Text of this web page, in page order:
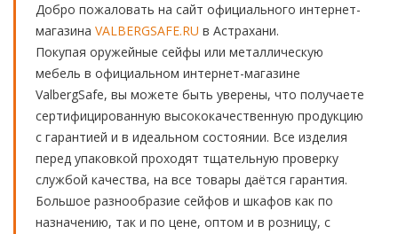
Добро пожаловать на сайт официального интернет-
магазина VALBERGSAFE.RU в Астрахани.
Покупая оружейные сейфы или металлическую
мебель в официальном интернет-магазине
ValbergSafe, вы можете быть уверены, что получаете
сертифицированную высококачественную продукцию
с гарантией и в идеальном состоянии. Все изделия
перед упаковкой проходят тщательную проверку
службой качества, на все товары даётся гарантия.
Большое разнообразие сейфов и шкафов как по
назначению, так и по цене, оптом и в розницу, с